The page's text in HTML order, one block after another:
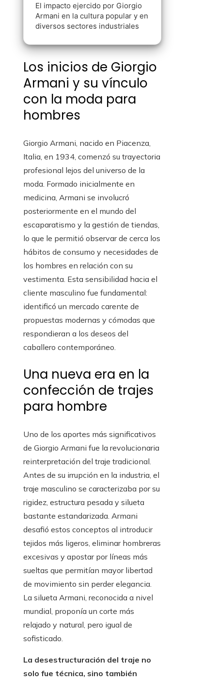
El impacto ejercido por Giorgio
Armani en la cultura popular y en
diversos sectores industriales
Los inicios de Giorgio
Armani y su vínculo
con la moda para
hombres
Giorgio Armani, nacido en Piacenza,
Italia, en 1934, comenzó su trayectoria
profesional lejos del universo de la
moda. Formado inicialmente en
medicina, Armani se involucró
posteriormente en el mundo del
escaparatismo y la gestión de tiendas,
lo que le permitió observar de cerca los
hábitos de consumo y necesidades de
los hombres en relación con su
vestimenta. Esta sensibilidad hacia el
cliente masculino fue fundamental:
identificó un mercado carente de
propuestas modernas y cómodas que
respondieran a los deseos del
caballero contemporáneo.
Una nueva era en la
confección de trajes
para hombre
Uno de los aportes más significativos
de Giorgio Armani fue la revolucionaria
reinterpretación del traje tradicional.
Antes de su irrupción en la industria, el
traje masculino se caracterizaba por su
rigidez, estructura pesada y silueta
bastante estandarizada. Armani
desafió estos conceptos al introducir
tejidos más ligeros, eliminar hombreras
excesivas y apostar por líneas más
sueltas que permitían mayor libertad
de movimiento sin perder elegancia.
La silueta Armani, reconocida a nivel
mundial, proponía un corte más
relajado y natural, pero igual de
sofisticado.
La desestructuración del traje no
solo fue técnica, sino también